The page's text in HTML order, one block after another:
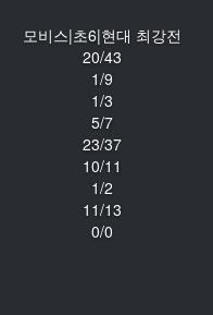
모비스|초6|현대 최강전
20/43
1/9
1/3
5/7
23/37
10/11
1/2
11/13
0/0